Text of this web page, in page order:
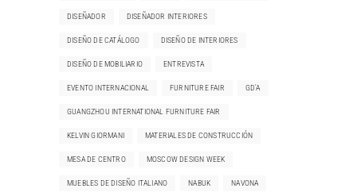
DISEÑADOR DISEÑADOR INTERIORES
DISEÑO DE CATÁLOGO DISEÑO DE INTERIORES
DISEÑO DE MOBILIARIO ENTREVISTA
EVENTO INTERNACIONAL FURNITURE FAIR GD'A
GUANGZHOU INTERNATIONAL FURNITURE FAIR
KELVIN GIORMANI MATERIALES DE CONSTRUCCIÓN
MESA DE CENTRO MOSCOW DESIGN WEEK
MUEBLES DE DISEÑO ITALIANO NABUK NAVONA